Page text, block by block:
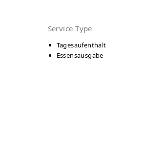
Service Type
Tagesaufenthalt
Essensausgabe